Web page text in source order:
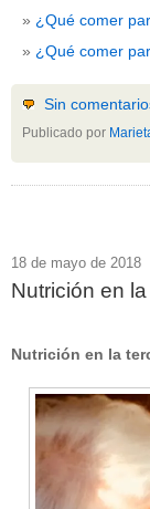
¿Qué comer
¿Qué comer
Sin
Publicado por
18 de mayo de 2018
Nutrición en
Nutrición en la